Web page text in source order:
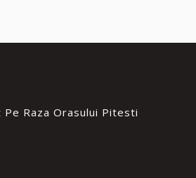
Raza Orasului Pitesti